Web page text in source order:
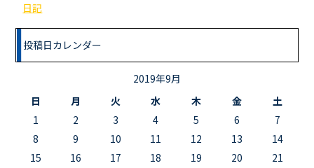
日記
投稿日カレンダー
2019年9月
日
月 火 水 木 金 土
1 2 3 4 5 6
7
8
9 10 11 12 13
14
15
16 17 18 19 20
21